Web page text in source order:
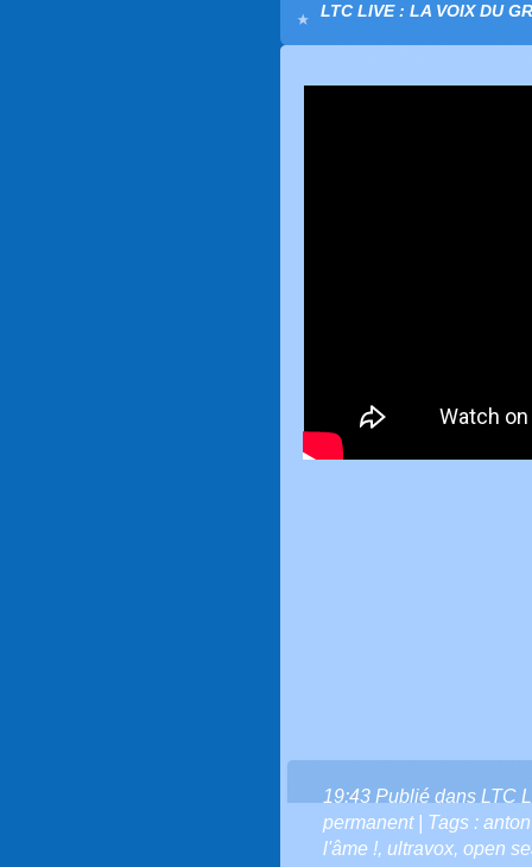
LTC LIVE : LA VOIX DU
19:43 Publié dans LTC
permanent| Tags :
l'âme !, ultravox, open